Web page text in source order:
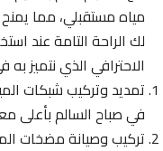
مياه مستقبلي، مما
لك الراحة التامة عند
الاحترافي الذي نتميز
تمديد وتركيب شبكات
في صباح السالم بأعلى
تركيب وصيانة مضخات